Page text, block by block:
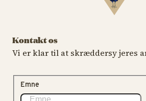
Kontakt os
Vi er klar til at skræddersy jeres
Emne